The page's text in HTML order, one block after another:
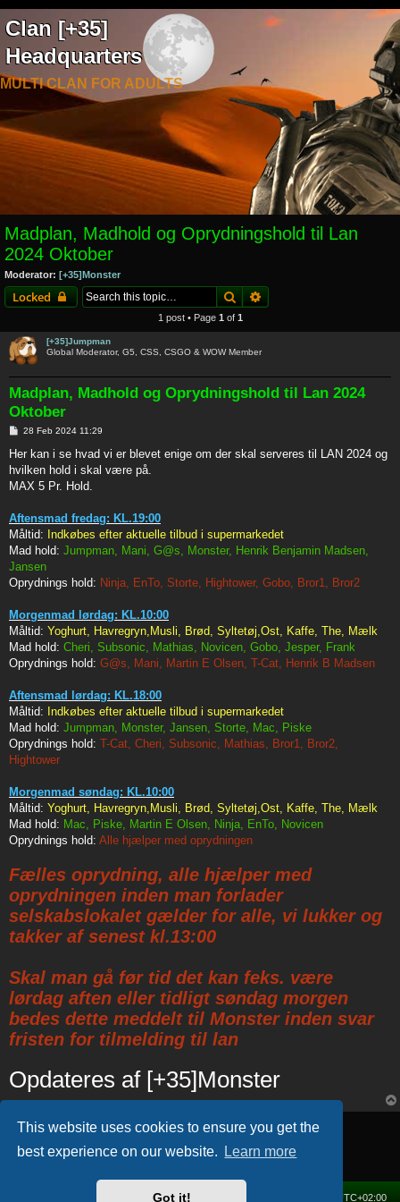
This website uses cookies to ensure you get the
best experience on our website.
Learn more
Got it!
Clan [+35]
Headquarters
MULTI CLAN FOR ADULTS
Madplan, Madhold og Oprydningshold til Lan
2024 Oktober
Moderator: [+35]Monster
Locked Search
1 post • Page 1 of 1
[+35]Jumpman
Global Moderator, G5, CSS, CSGO & WOW Member
Madplan, Madhold og Oprydningshold til Lan 2024
Oktober
P
s
28 Feb 2024 11:29
Her kan i se hvad vi er blevet enige om der skal serveres til LAN 2024 og
hvilken hold i skal være på.
MAX 5 Pr. Hold.
Aftensmad fredag: KL.19:00
Måltid: Indkøbes efter aktuelle tilbud i supermarkedet
Mad hold: Jumpman, Mani, G@s, Monster, Henrik Benjamin Madsen,
Jansen
Oprydnings hold: Ninja, EnTo, Storte, Hightower, Gobo, Bror1, Bror2
Morgenmad lørdag: KL.10:00
Måltid: Yoghurt, Havregryn,Musli, Brød, Syltetøj,Ost, Kaffe, The, Mælk
Mad hold: Cheri, Subsonic, Mathias, Novicen, Gobo, Jesper, Frank
Oprydnings hold: G@s, Mani, Martin E Olsen, T-Cat, Henrik B Madsen
Aftensmad lørdag: KL.18:00
Måltid: Indkøbes efter aktuelle tilbud i supermarkedet
Mad hold: Jumpman, Monster, Jansen, Storte, Mac, Piske
Oprydnings hold: T-Cat, Cheri, Subsonic, Mathias, Bror1, Bror2,
Hightower
Morgenmad søndag: KL.10:00
Måltid: Yoghurt, Havregryn,Musli, Brød, Syltetøj,Ost, Kaffe, The, Mælk
Mad hold: Mac, Piske, Martin E Olsen, Ninja, EnTo, Novicen
Oprydnings hold: Alle hjælper med oprydningen
Fælles oprydning, alle hjælper med
oprydningen inden man forlader
selskabslokalet gælder for alle, vi lukker og
takker af senest kl.13:00
Skal man gå før tid det kan feks. være
lørdag aften eller tidligt søndag morgen
bedes dette meddelt til Monster inden svar
fristen for tilmelding til lan
Opdateres af [+35]Monster
Locked
UTC+02:00